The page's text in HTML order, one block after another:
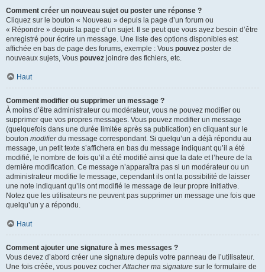
Comment créer un nouveau sujet ou poster une réponse ?
Cliquez sur le bouton « Nouveau » depuis la page d’un forum ou
« Répondre » depuis la page d’un sujet. Il se peut que vous ayez besoin d’être
enregistré pour écrire un message. Une liste des options disponibles est
affichée en bas de page des forums, exemple : Vous pouvez poster de
nouveaux sujets, Vous pouvez joindre des fichiers, etc.
Haut
Comment modifier ou supprimer un message ?
À moins d’être administrateur ou modérateur, vous ne pouvez modifier ou
supprimer que vos propres messages. Vous pouvez modifier un message
(quelquefois dans une durée limitée après sa publication) en cliquant sur le
bouton modifierdu message correspondant. Si quelqu’un a déjà répondu au
message, un petit texte s’affichera en bas du message indiquant qu’il a été
modifié, le nombre de fois qu’il a été modifié ainsi que la date et l’heure de la
dernière modification. Ce message n’apparaîtra pas si un modérateur ou un
administrateur modifie le message, cependant ils ont la possibilité de laisser
une note indiquant qu’ils ont modifié le message de leur propre initiative.
Notez que les utilisateurs ne peuvent pas supprimer un message une fois que
quelqu’un y a répondu.
Haut
Comment ajouter une signature à mes messages ?
Vous devez d’abord créer une signature depuis votre panneau de l’utilisateur.
Une fois créée, vous pouvez cocherAttacher ma signature sur le formulaire de